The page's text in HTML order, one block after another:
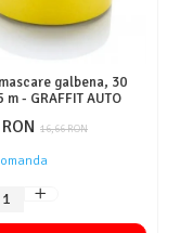
galbena, 30
m - GRAFFIT AUTO
16,66 RON